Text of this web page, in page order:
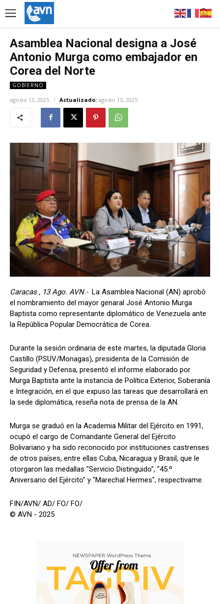
Asamblea Nacional designa a José
Antonio Murga como embajador en
Corea del Norte
GOBIERNO
agosto 13, 2025 Actualizado: agosto 13, 2025
Caracas , 13 Ago. AVN.- La Asamblea Nacional (AN) aprobó
el nombramiento del mayor genaral José Antonio Murga
Baptista como representante diplomático de Venezuela ante
la República Popular Democrática de Corea.
Durante la sesión ordinaria de este martes, la diputada Gloria
Castillo (PSUV/Monagas), presidenta de la Comisión de
Seguridad y Defensa, presentó el informe elaborado por
Murga Baptista ante la instancia de Política Exterior, Soberanía
e Integración, en el que expuso las tareas que desarrollará en
la sede diplomática, reseña nota de prensa de la AN.
Murga se graduó en la Academia Militar del Ejército en 1991,
ocupó el cargo de Comandante General del Ejército
Bolivariano y ha sido reconocido por instituciones castrenses
de otros países, entre ellas Cuba, Nicaragua y Brasil, que le
otorgaron las medallas "Servicio Distinguido", "45.º
Aniversario del Ejército" y "Marechal Hermes", respectivame.
FIN/AVN/ AD/ FO/ FO/
© AVN - 2025